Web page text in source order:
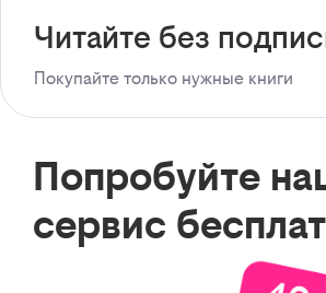
Читайте без
Покупайте только нужные книги
Попробуйте
сервис